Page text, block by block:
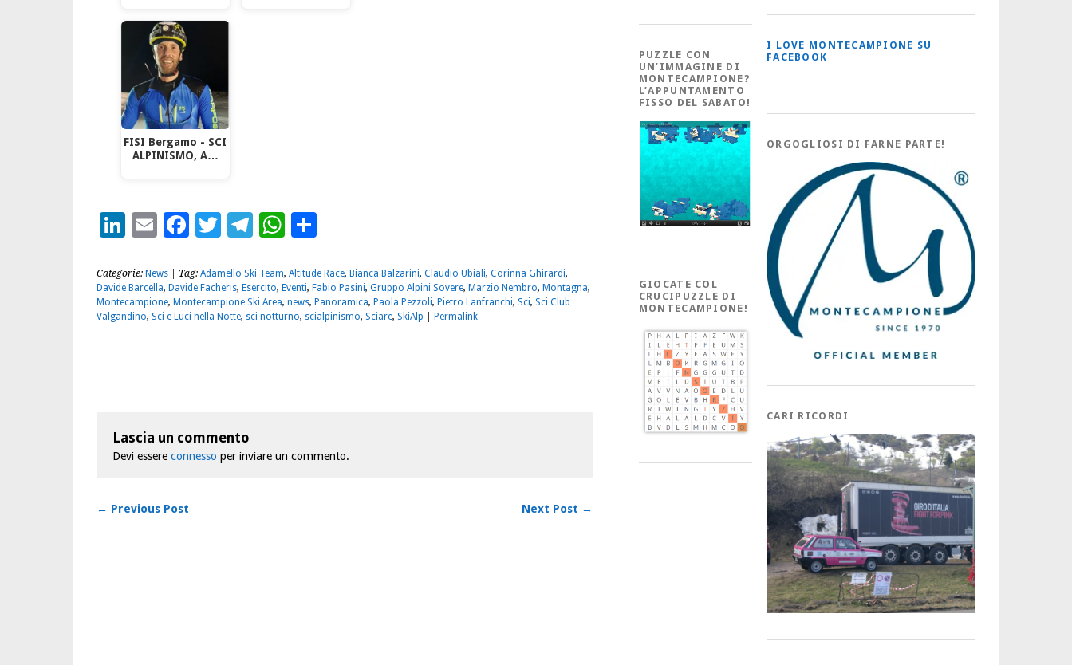
FISI Bergamo - SCI
ALPINISMO, A…
LinkedIn
EmailFacebook
Twitter
Telegram
WhatsApp
Categorie: News | Tag: Adamello Ski Team, Altitude Race, Bianca Balzarini, Claudio Ubiali, Corinna Ghirardi,
Davide Barcella, Davide Facheris, Esercito, Eventi, Fabio Pasini, Gruppo Alpini Sovere, Marzio Nembro, Montagna,
Montecampione, Montecampione Ski Area, news, Panoramica, Paola Pezzoli, Pietro Lanfranchi, Sci, Sci Club
Valgandino, Sci e Luci nella Notte, sci notturno, scialpinismo, Sciare, SkiAlp Permalink
Lascia un commento
Devi essere connesso per inviare un commento.
← Previous Post Next Post →
PUZZLE CON
UN’IMMAGINE DI
MONTECAMPIONE?
L’APPUNTAMENTO
FISSO DEL SABATO!
GIOCATE COL
CRUCIPUZZLE DI
MONTECAMPIONE!
I LOVE MONTECAMPIONE SU
FACEBOOK
ORGOGLIOSI DI FARNE PARTE!
CARI RICORDI